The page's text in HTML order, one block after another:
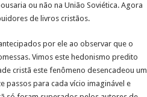
ou não na União Soviética. Agora
de livros cristãos.
por ele ao observar que o
Vimos este hedonismo predito
cristã este fenômeno desencadeou um
passos para cada vício imaginável e